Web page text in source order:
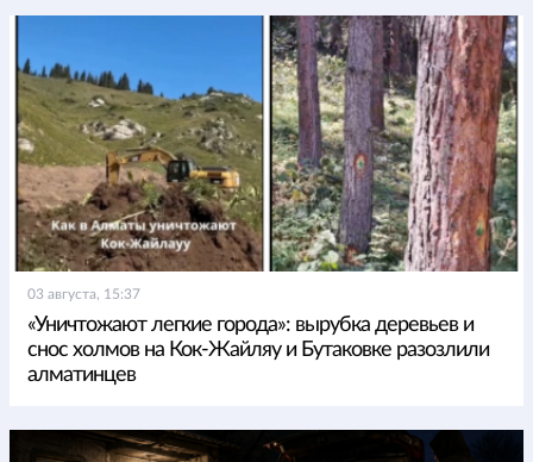
03 августа, 15:37
«Уничтожают легкие города»: вырубка деревьев и
снос холмов на Кок-Жайляу и Бутаковке разозлили
алматинцев